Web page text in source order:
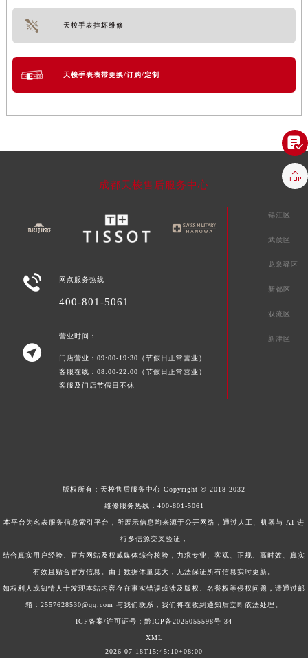
天梭手表摔坏维修
天梭手表表带更换/订购/定制
成都天梭售后服务中心
 网点服务热线
400-801-5061

营业时间：
门店营业：09:00-19:30（节假日正常营业）
客服在线：08:00-22:00（节假日正常营业）
客服及门店节假日不休
锦江区
武侯区
龙泉驿区
新都区
双流区
新津区
版权所有： 天梭售后服务中心 Copyright © 2018-2032
维修服务热线： 400-801-5061
本平台为名表服务信息索引平台，所展示信息均来源于公开网络，通过人工、机器与 AI 进
行多信源交叉验证，
结合真实用户经验、官方网站及权威媒体综合核验，力求专业、客观、正规、高时效、真实
有效且贴合官方信息。由于数据体量庞大，无法保证所有信息实时更新。
如权利人或知情人士发现本站内容存在事实错误或涉及版权、名誉权等侵权问题，请通过邮
箱：2557628530@qq.com 与我们联系，我们将在收到通知后立即依法处理。
ICP备案/许可证号：黔ICP备2025055598号-34
XML
2026-07-18T15:45:10+08:00

